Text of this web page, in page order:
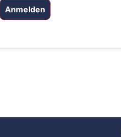
Anmelden